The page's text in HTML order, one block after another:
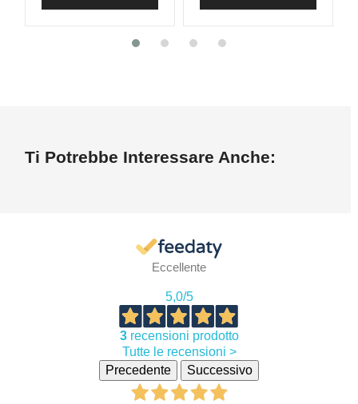
Ti Potrebbe Interessare Anche:
Eccellente
5,0/5
3recensioni prodotto
Tutte le recensioni >
Precedente
Successivo